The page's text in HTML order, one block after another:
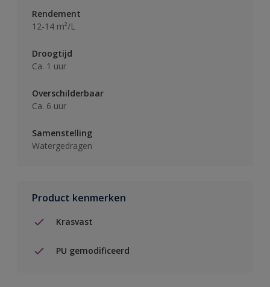
Rendement
12-14 m²/L
Droogtijd
Ca. 1 uur
Overschilderbaar
Ca. 6 uur
Samenstelling
Watergedragen
Product kenmerken
Krasvast
PU gemodificeerd